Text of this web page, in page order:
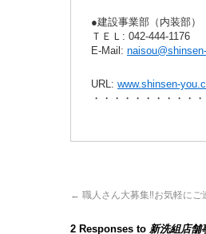
●建設事業部（内装部）
ＴＥＬ: 042-444-1176
E-Mail:
URL: www.shinsen-
・・・・・・・・・・
← 職人さん大募集‼お気軽にご
2 Responses to 新洗組店舗